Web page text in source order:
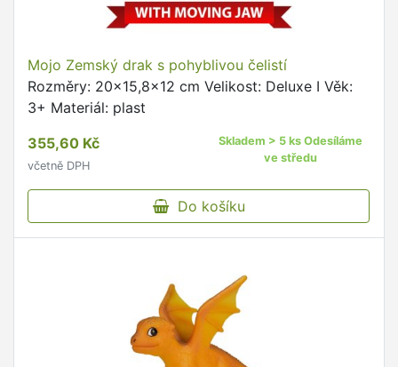
Mojo Zemský drak s pohyblivou čelistí
Rozměry: 20x15,8x12 cm Velikost: Deluxe I Věk:
3+ Materiál: plast
355,60 Kč
včetně DPH
Skladem > 5 ks Odesíláme
ve středu
Do košíku